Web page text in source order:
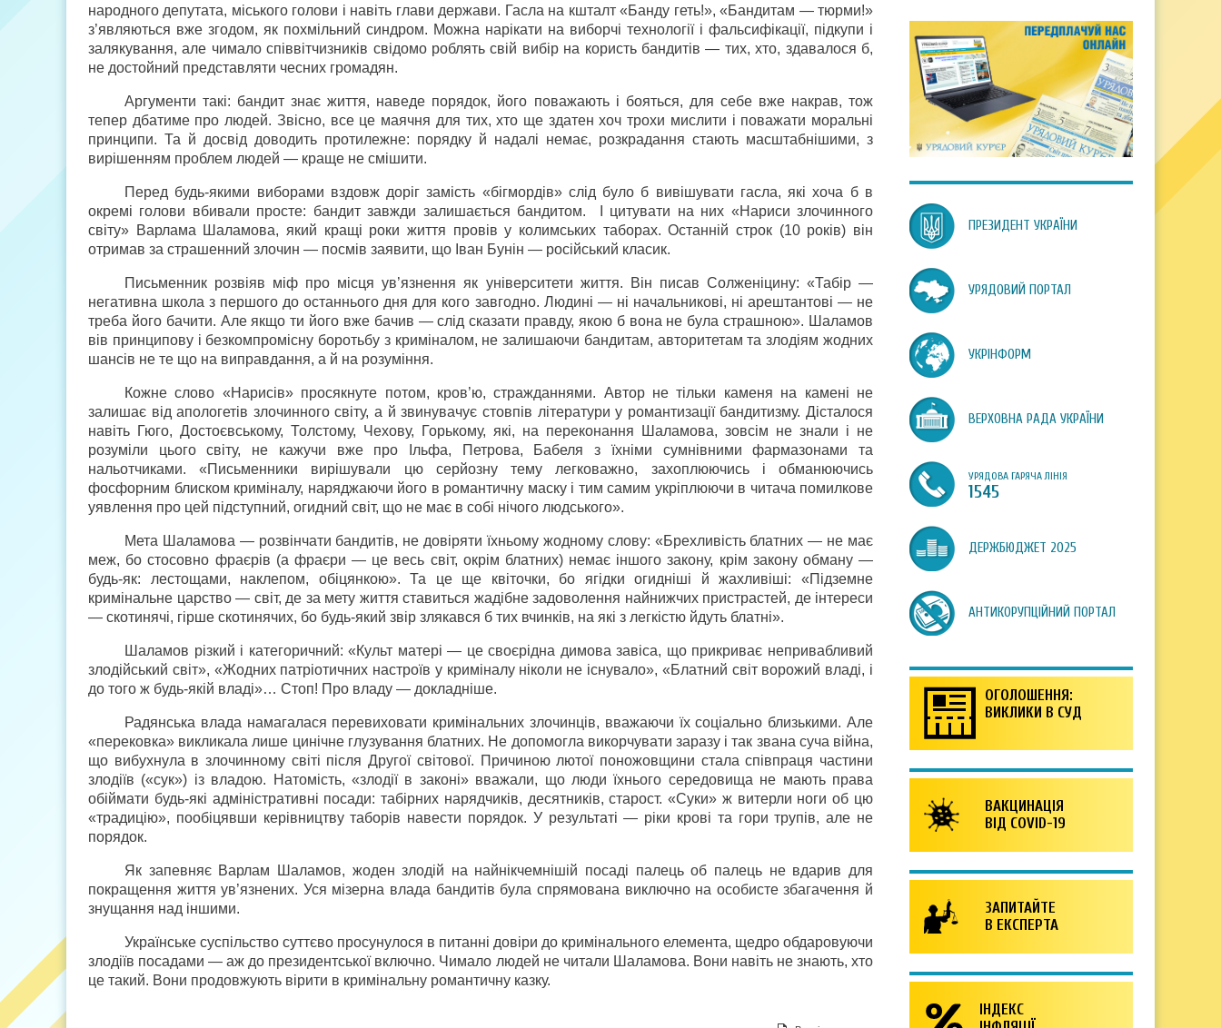
народного депутата, міського голови і навіть глави держави. Гасла на кшталт «Банду геть!», «Бандитам — тюрми!»
з’являються вже згодом, як похмільний синдром. Можна нарікати на виборчі технології і фальсифікації, підкупи і
залякування, але чимало співвітчизників свідомо роблять свій вибір на користь бандитів — тих, хто, здавалося б,
не достойний представляти чесних громадян.
Аргументи такі: бандит знає життя, наведе порядок, його поважають і бояться, для себе вже накрав, тож
тепер дбатиме про людей. Звісно, все це маячня для тих, хто ще здатен хоч трохи мислити і поважати моральні
принципи. Та й досвід доводить протилежне: порядку й надалі немає, розкрадання стають масштабнішими, з
вирішенням проблем людей — краще не смішити.
Перед будь-якими виборами вздовж доріг замість «бігмордів» слід було б вивішувати гасла, які хоча б в
окремі голови вбивали просте: бандит завжди залишається бандитом. І цитувати на них «Нариси злочинного
світу» Варлама Шаламова, який кращі роки життя провів у колимських таборах. Останній строк (10 років) він
отримав за страшенний злочин — посмів заявити, що Іван Бунін — російський класик.
Письменник розвіяв міф про місця ув’язнення як університети життя. Він писав Солженіцину: «Табір —
негативна школа з першого до останнього дня для кого завгодно. Людині — ні начальникові, ні арештантові — не
треба його бачити. Але якщо ти його вже бачив — слід сказати правду, якою б вона не була страшною». Шаламов
вів принципову і безкомпромісну боротьбу з криміналом, не залишаючи бандитам, авторитетам та злодіям жодних
шансів не те що на виправдання, а й на розуміння.
Кожне слово «Нарисів» просякнуте потом, кров’ю, стражданнями. Автор не тільки каменя на камені не
залишає від апологетів злочинного світу, а й звинувачує стовпів літератури у романтизації бандитизму. Дісталося
навіть Гюго, Достоєвському, Толстому, Чехову, Горькому, які, на переконання Шаламова, зовсім не знали і не
розуміли цього світу, не кажучи вже про Ільфа, Петрова, Бабеля з їхніми сумнівними фармазонами та
нальотчиками. «Письменники вирішували цю серйозну тему легковажно, захоплюючись і обманюючись
фосфорним блиском криміналу, наряджаючи його в романтичну маску і тим самим укріплюючи в читача помилкове
уявлення про цей підступний, огидний світ, що не має в собі нічого людського».
Мета Шаламова — розвінчати бандитів, не довіряти їхньому жодному слову: «Брехливість блатних — не має
меж, бо стосовно фраєрів (а фраєри — це весь світ, окрім блатних) немає іншого закону, крім закону обману —
будь-як: лестощами, наклепом, обіцянкою». Та це ще квіточки, бо ягідки огидніші й жахливіші: «Підземне
кримінальне царство — світ, де за мету життя ставиться жадібне задоволення найнижчих пристрастей, де інтереси
— скотинячі, гірше скотинячих, бо будь-який звір злякався б тих вчинків, на які з легкістю йдуть блатні».
Шаламов різкий і категоричний: «Культ матері — це своєрідна димова завіса, що прикриває непривабливий
злодійський світ», «Жодних патріотичних настроїв у криміналу ніколи не існувало», «Блатний світ ворожий владі, і
до того ж будь-якій владі»… Стоп! Про владу — докладніше.
Радянська влада намагалася перевиховати кримінальних злочинців, вважаючи їх соціально близькими. Але
«перековка» викликала лише цинічне глузування блатних. Не допомогла викорчувати заразу і так звана суча війна,
що вибухнула в злочинному світі після Другої світової. Причиною лютої поножовщини стала співпраця частини
злодіїв («сук») із владою. Натомість, «злодії в законі» вважали, що люди їхнього середовища не мають права
обіймати будь-які адміністративні посади: табірних нарядчиків, десятників, старост. «Суки» ж витерли ноги об цю
«традицію», пообіцявши керівництву таборів навести порядок. У результаті — ріки крові та гори трупів, але не
порядок.
Як запевняє Варлам Шаламов, жоден злодій на найнікчемнішій посаді палець об палець не вдарив для
покращення життя ув’язнених. Уся мізерна влада бандитів була спрямована виключно на особисте збагачення й
знущання над іншими.
Українське суспільство суттєво просунулося в питанні довіри до кримінального елемента, щедро обдаровуючи
злодіїв посадами — аж до президентської включно. Чимало людей не читали Шаламова. Вони навіть не знають, хто
це такий. Вони продовжують вірити в кримінальну романтичну казку.
ПРЕЗИДЕНТ УКРАЇНИ
УРЯДОВИЙ ПОРТАЛ
УКРІНФОРМ
ВЕРХОВНА РАДА УКРАЇНИ
УРЯДОВА ГАРЯЧА ЛІНІЯ
1545
ДЕРЖБЮДЖЕТ 2025
АНТИКОРУПЦІЙНИЙ ПОРТАЛ
ОГОЛОШЕННЯ:
ВИКЛИКИ В СУД
ВАКЦИНАЦІЯ
ВІД COVID-19
ЗАПИТАЙТЕ
В ЕКСПЕРТА
ІНДЕКС